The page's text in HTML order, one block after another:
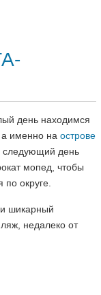
день находимся
именно на острове
следующий день
мопед, чтобы
по округе.
шикарный
недалеко от